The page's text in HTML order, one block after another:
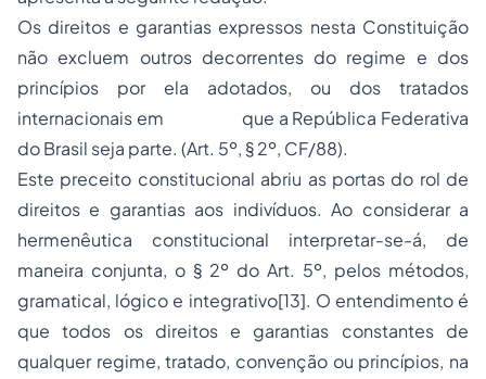
Os direitos e garantias expressos nesta Constituição
não excluem outros decorrentes do regime e dos
princípios por ela adotados, ou dos tratados
internacionais em que a República Federativa
do Brasil seja parte. (Art. 5º, § 2º, CF/88).
Este preceito constitucional abriu as portas do rol de
direitos e garantias aos indivíduos. Ao considerar a
hermenêutica constitucional interpretar-se-á, de
maneira conjunta, o § 2º do Art. 5º, pelos métodos,
gramatical, lógico e integrativo[13]. O entendimento é
que todos os direitos e garantias constantes de
qualquer regime, tratado, convenção ou princípios, na